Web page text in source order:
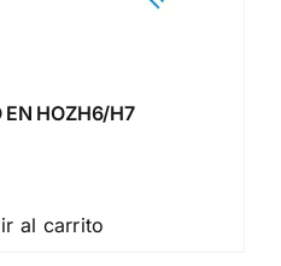
EN HOZH6/H7
al carrito